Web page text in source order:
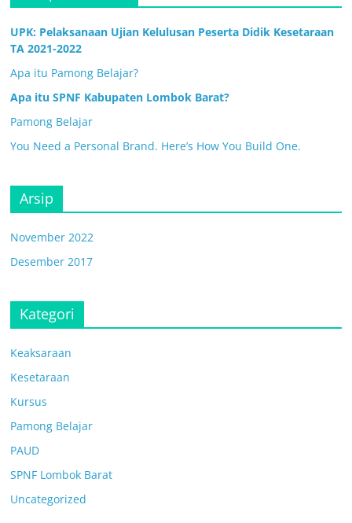
UPK: Pelaksanaan Ujian Kelulusan Peserta Didik Kesetaraan
TA 2021-2022
Apa itu Pamong Belajar?
Apa itu SPNF Kabupaten Lombok Barat?
Pamong Belajar
You Need a Personal Brand. Here’s How You Build One.
Arsip
November 2022
Desember 2017
Kategori
Keaksaraan
Kesetaraan
Kursus
Pamong Belajar
PAUD
SPNF Lombok Barat
Uncategorized